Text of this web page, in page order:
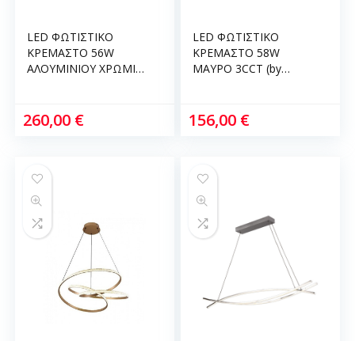
LED ΦΩΤΙΣΤΙΚΟ
ΚΡΕΜΑΣΤΟ 56W
ΑΛΟΥΜΙΝΙΟΥ ΧΡΩΜΙΟ
CH
260,00 €
LED ΦΩΤΙΣΤΙΚΟ
ΚΡΕΜΑΣΤΟ 58W
ΜΑΥΡΟ 3CCT (by
BLACK
156,00 €